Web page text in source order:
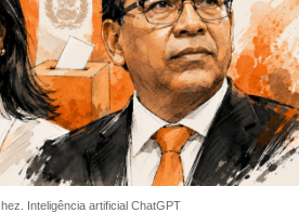
Inteligência artificial ChatGPT